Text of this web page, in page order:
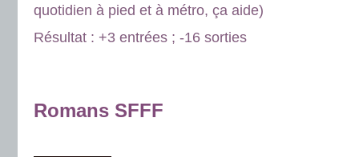
quotidien à pied et à métro, ça aide)
Résultat : +3 entrées ; -16 sorties
Romans SFFF